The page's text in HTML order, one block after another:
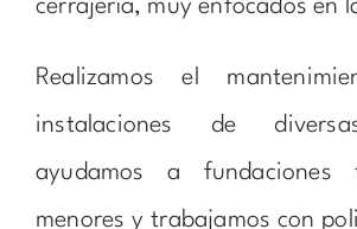
cerrajería, muy enfocados en
Realizamos el
instalaciones de
ayudamos a fundaciones
menores y trabajamos con